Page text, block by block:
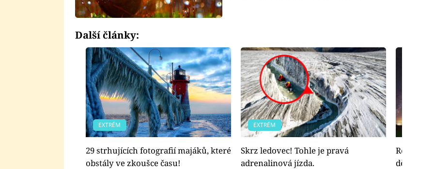
Další články:
EXTRÉM
29 strhujících fotografií majáků, které
obstály ve zkoušce času!
EXTRÉM
Skrz ledovec! Tohle je pravá
adrenalinová jízda.
Rodiče
dětmi na